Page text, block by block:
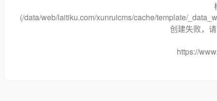
(/data/web/laitiku.com/xunruicms/cache/template/
创建失败，
https://